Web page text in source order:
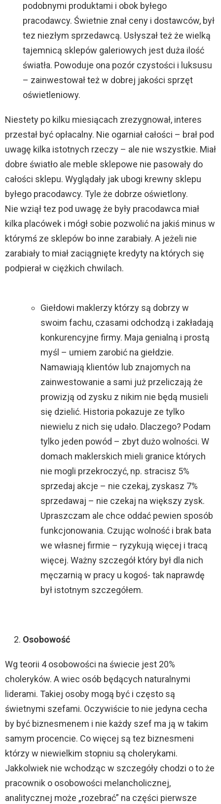
podobnymi produktami i obok byłego
pracodawcy. Świetnie znał ceny i dostawców, był
tez niezłym sprzedawcą. Usłyszał też że wielką
tajemnicą sklepów galeriowych jest duża ilość
światła. Powoduje ona pozór czystości i luksusu
– zainwestował też w dobrej jakości sprzęt
oświetleniowy.
Niestety po kilku miesiącach zrezygnował, interes
przestał być opłacalny. Nie ogarniał całości – brał pod
uwagę kilka istotnych rzeczy – ale nie wszystkie. Miał
dobre światło ale meble sklepowe nie pasowały do
całości sklepu. Wyglądały jak ubogi krewny sklepu
byłego pracodawcy. Tyle że dobrze oświetlony.
Nie wziął tez pod uwagę że były pracodawca miał
kilka placówek i mógł sobie pozwolić na jakiś minus w
którymś ze sklepów bo inne zarabiały. A jeżeli nie
zarabiały to miał zaciągnięte kredyty na których się
podpierał w ciężkich chwilach.
Giełdowi maklerzy którzy są dobrzy w
swoim fachu, czasami odchodzą i zakładają
konkurencyjne firmy. Maja genialną i prostą
myśl – umiem zarobić na giełdzie.
Namawiają klientów lub znajomych na
zainwestowanie a sami już przeliczają że
prowizją od zysku z nikim nie będą musieli
się dzielić. Historia pokazuje ze tylko
niewielu z nich się udało. Dlaczego? Podam
tylko jeden powód – zbyt dużo wolności. W
domach maklerskich mieli granice których
nie mogli przekroczyć, np. stracisz 5%
sprzedaj akcje – nie czekaj, zyskasz 7%
sprzedawaj – nie czekaj na większy zysk.
Upraszczam ale chce oddać pewien sposób
funkcjonowania. Czując wolność i brak bata
we własnej firmie – ryzykują więcej i tracą
więcej. Ważny szczegół który był dla nich
męczarnią w pracy u kogoś- tak naprawdę
był istotnym szczegółem.
Osobowość
Wg teorii 4 osobowości na świecie jest 20%
choleryków. A wiec osób będących naturalnymi
liderami. Takiej osoby mogą być i często są
świetnymi szefami. Oczywiście to nie jedyna cecha
by być biznesmenem i nie każdy szef ma ją w takim
samym procencie. Co więcej są tez biznesmeni
którzy w niewielkim stopniu są cholerykami.
Jakkolwiek nie wchodząc w szczegóły chodzi o to że
pracownik o osobowości melancholicznej,
analitycznej może „rozebrać” na części pierwsze